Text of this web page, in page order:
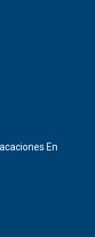
En